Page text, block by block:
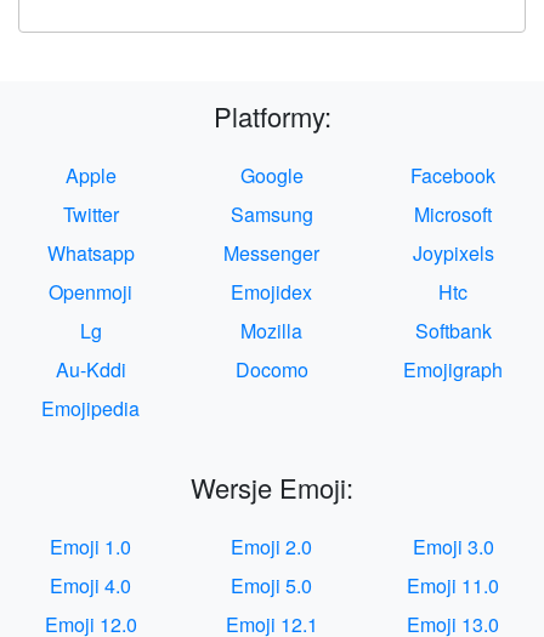
Platformy:
Apple Google
Facebook
Twitter
Samsung
Microsoft
Whatsapp
Messenger
Joypixels
Openmoji
Emojidex
Htc
Lg
Mozilla
Softbank
Au-Kddi
Docomo
Emojigraph
Emojipedia
Wersje Emoji:
Emoji 1.0 Emoji 2.0
Emoji 3.0
Emoji 4.0
Emoji 5.0
Emoji 11.0
Emoji 12.0
Emoji 12.1 Emoji 13.0